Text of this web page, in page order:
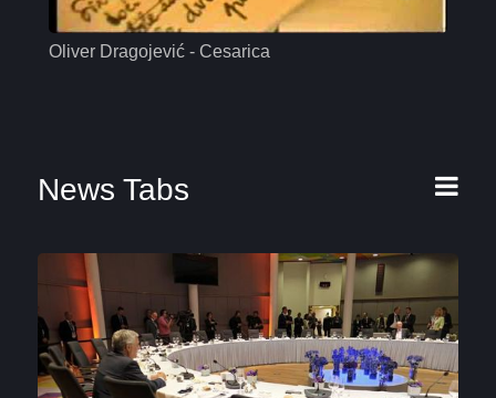
Oliver Dragojević - Cesarica
News Tabs